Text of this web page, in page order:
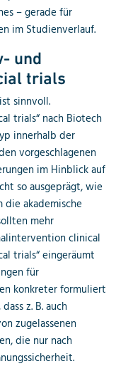
– gerade für
im Studienverlauf.
und
trials
sinnvoll.
trials“ nach Biotech
innerhalb der
vorgeschlagenen
im Hinblick auf
so ausgeprägt, wie
die akademische
mehr
clinical
trials“ eingeräumt
für
konkreter formuliert
z. B. auch
zugelassenen
die nur nach